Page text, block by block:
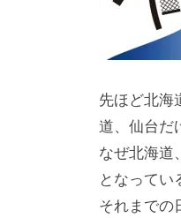
先ほど北海
道、仙台だ
なぜ北海道
となってい
それまでの